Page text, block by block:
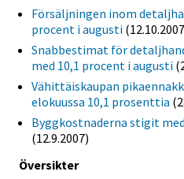
Försäljningen inom
procent i augusti
Snabbestimat för
med 10,1 procent i augusti
Vähittäiskaupan
elokuussa 10,1 prosenttia
Byggkostnaderna stigit
(12.9.2007)
Översikter